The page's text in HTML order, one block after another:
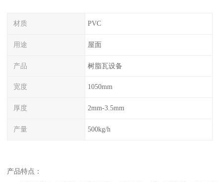
材质 PVC
用途 屋面
产品 树脂瓦设备
宽度 1050mm
厚度 2mm-3.5mm
产量 500kg/h
产品特点：